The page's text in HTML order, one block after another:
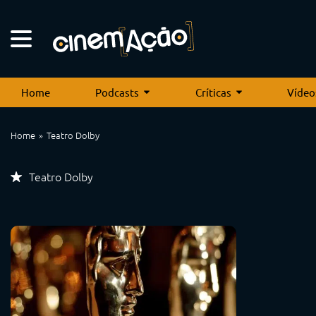
Home Podcasts Críticas
Home Teatro Dolby
Teatro Dolby